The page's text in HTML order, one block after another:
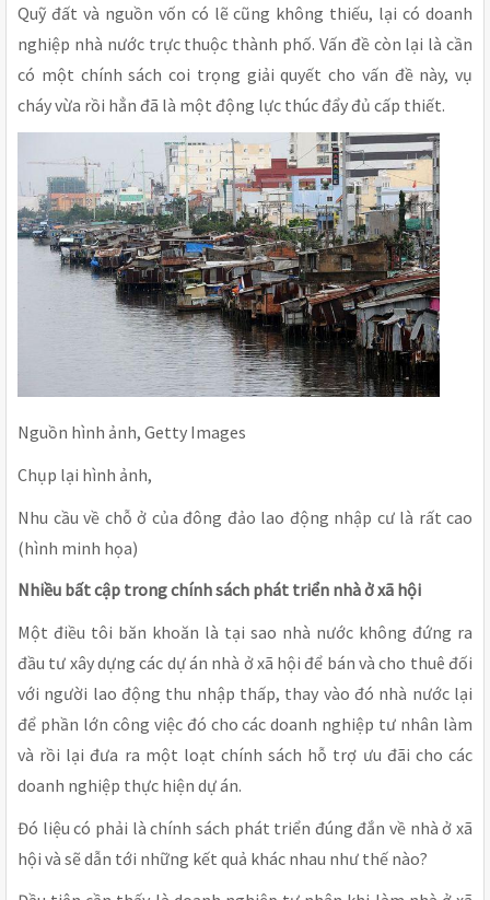
Quỹ đất và nguồn vốn có lẽ cũng không thiếu, lại có doanh
nghiệp nhà nước trực thuộc thành phố. Vấn đề còn lại là cần
có một chính sách coi trọng giải quyết cho vấn đề này, vụ
cháy vừa rồi hẳn đã là một động lực thúc đẩy đủ cấp thiết.
Nguồn hình ảnh, Getty Images
Chụp lại hình ảnh,
Nhu cầu về chỗ ở của đông đảo lao động nhập cư là rất cao
(hình minh họa)
Nhiều bất cập trong chính sách phát triển nhà ở xã hội
Một điều tôi băn khoăn là tại sao nhà nước không đứng ra
đầu tư xây dựng các dự án nhà ở xã hội để bán và cho thuê đối
với người lao động thu nhập thấp, thay vào đó nhà nước lại
để phần lớn công việc đó cho các doanh nghiệp tư nhân làm
và rồi lại đưa ra một loạt chính sách hỗ trợ ưu đãi cho các
doanh nghiệp thực hiện dự án.
Đó liệu có phải là chính sách phát triển đúng đắn về nhà ở xã
hội và sẽ dẫn tới những kết quả khác nhau như thế nào?